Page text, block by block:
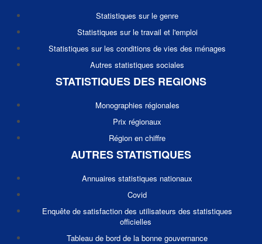
Statistiques sur le genre
Statistiques sur le travail et l'emploi
Statistiques sur les conditions de vies des ménages
Autres statistiques sociales
STATISTIQUES DES REGIONS
Monographies régionales
Prix régionaux
Région en chiffre
AUTRES STATISTIQUES
Annuaires statistiques nationaux
Covid
Enquête de satisfaction des utilisateurs des statistiques
officielles
Tableau de bord de la bonne gouvernance